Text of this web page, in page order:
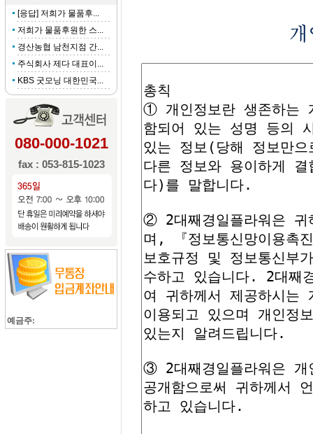
[응답] 저희가 물품후...
저희가 물품후원한 스...
경산농협 남천지점 간...
주식회사 제다 대표이...
KBS 굿모닝 대한민국...
080-000-1021
fax : 053-815-1023
예금주: